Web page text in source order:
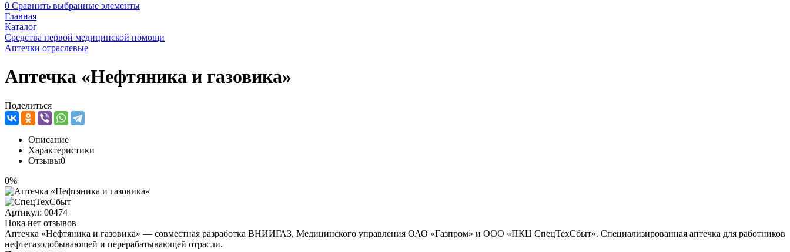
0 Сравнить выбранные элементы
Главная
Каталог
Средства первой медицинской помощи
Аптечки отраслевые
Аптечка «Нефтяника и газовика»
Поделиться
Описание
Характеристики
Отзывы0
0%
Артикул: 00474
Пока нет отзывов
Аптечка «Нефтяника и газовика» — совместная разработка ВНИИГАЗ, Медицинского управления ОАО «Газпром» и ООО «ПКЦ СпецТехСбыт». Специализированная аптечка для работников
нефтегазодобывающей и перерабатывающей отрасли.